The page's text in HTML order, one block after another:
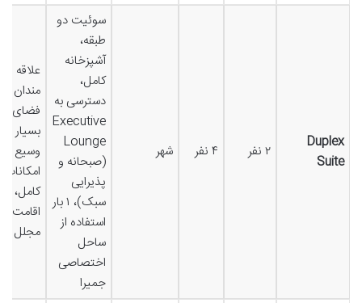
Duplex
Suite
۲ نفر ۴ نفر شهر
سوئیت دو
طبقه،
آشپزخانه
کامل،
دسترسی به
Executive
Lounge
(صبحانه و
پذیرایی
سبک)، ۱ بار
استفاده از
ساحل
اختصاصی
جمیرا
علاقه
مندان به
فضای
بسیار
وسیع و
امکانات
کامل،
اقامت
مجلل